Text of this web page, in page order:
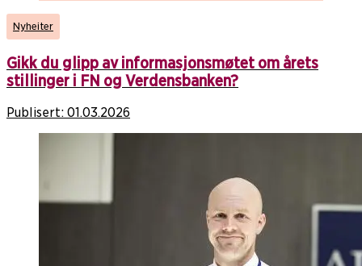
Nyheiter
Gikk du glipp av informasjonsmøtet om årets
stillinger i FN og Verdensbanken?
Publisert: 01.03.2026